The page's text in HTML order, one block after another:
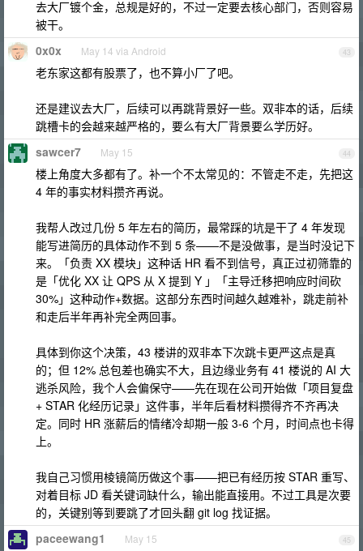
去大厂镀个金，总规是好的，不过一定要去核心部门，否则容易
被干。
43
0x0x May 14 via Android
老东家这都有股票了，也不算小厂了吧。
还是建议去大厂，后续可以再跳背景好一些。双非本的话，后续
跳槽卡的会越来越严格的，要么有大厂背景要么学历好。
44
sawcer7 May 15
楼上角度大多都有了。补一个不太常见的：不管走不走，先把这
4 年的事实材料攒齐再说。
我帮人改过几份 5 年左右的简历，最常踩的坑是干了 4 年发现
能写进简历的具体动作不到 5 条——不是没做事，是当时没记下
来。「负责 XX 模块」这种话 HR 看不到信号，真正过初筛靠的
是「优化 XX 让 QPS 从 X 提到 Y 」「主导迁移把响应时间砍
30%」这种动作+数据。这部分东西时间越久越难补，跳走前补
和走后半年再补完全两回事。
具体到你这个决策，43 楼讲的双非本下次跳卡更严这点是真
的；但 12% 总包差也确实不大，且边缘业务有 41 楼说的 AI 大
逃杀风险，我个人会偏保守——先在现在公司开始做「项目复盘
+ STAR 化经历记录」这件事，半年后看材料攒得齐不齐再决
定。同时 HR 涨薪后的情绪冷却期一般 3-6 个月，时间点也卡得
上。
我自己习惯用棱镜简历做这个事——把已有经历按 STAR 重写、
对着目标 JD 看关键词缺什么，输出能直接用。不过工具是次要
的，关键别等到要跳了才回头翻 git log 找证据。
45
paceewang1 May 15